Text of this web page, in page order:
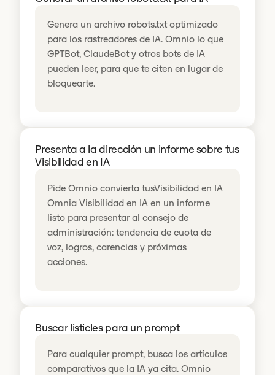
Genera un archivo robots.txt optimizado
para los rastreadores de IA. Omnio lo que
GPTBot, ClaudeBot y otros bots de IA
pueden leer, para que te citen en lugar de
bloquearte.
Presenta a la dirección un informe sobre tus
Visibilidad en IA
Pide Omnio convierta tusVisibilidad en IA
Omnia Visibilidad en IA en un informe
listo para presentar al consejo de
administración: tendencia de cuota de
voz, logros, carencias y próximas
acciones.
Buscar listicles para un prompt
Para cualquier prompt, busca los artículos
comparativos que la IA ya cita. Omnio